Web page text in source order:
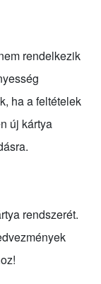
rendelkezik
ha a feltételek
új kártya
rendszerét.